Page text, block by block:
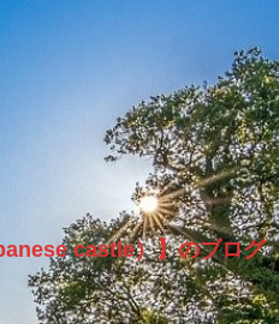
castle）】のブログ